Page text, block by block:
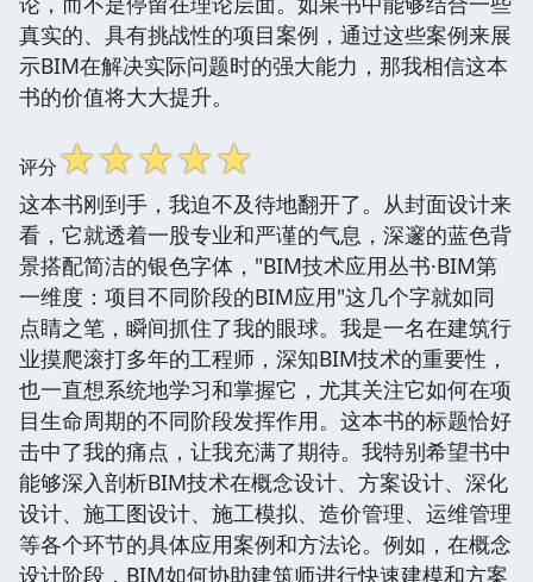
真实的、具有挑战性的项目案例，通过这些案例来展
示BIM在解决实际问题时的强大能力，那我相信这本
书的价值将大大提升。
评分☆☆☆☆☆
这本书刚到手，我迫不及待地翻开了。从封面设计来
看，它就透着一股专业和严谨的气息，深邃的蓝色背
景搭配简洁的银色字体，"BIM技术应用丛书·BIM第
一维度：项目不同阶段的BIM应用"这几个字就如同
点睛之笔，瞬间抓住了我的眼球。我是一名在建筑行
业摸爬滚打多年的工程师，深知BIM技术的重要性，
也一直想系统地学习和掌握它，尤其关注它如何在项
目生命周期的不同阶段发挥作用。这本书的标题恰好
击中了我的痛点，让我充满了期待。我特别希望书中
能够深入剖析BIM技术在概念设计、方案设计、深化
设计、施工图设计、施工模拟、造价管理、运维管理
等各个环节的具体应用案例和方法论。例如，在概念
设计阶段，BIM如何协助建筑师进行快速建模和方案